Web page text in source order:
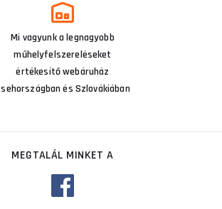
Mi vagyunk a legnagyobb
műhelyfelszereléseket
értékesítő webáruház
és Szlovákiában
MEGTALÁL MINKET A